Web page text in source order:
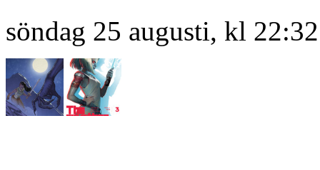
söndag 25 augusti, kl